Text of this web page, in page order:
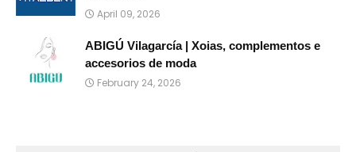
April 09, 2026
ABIGÚ Vilagarcía | Xoias, complementos e
accesorios de moda
February 24, 2026